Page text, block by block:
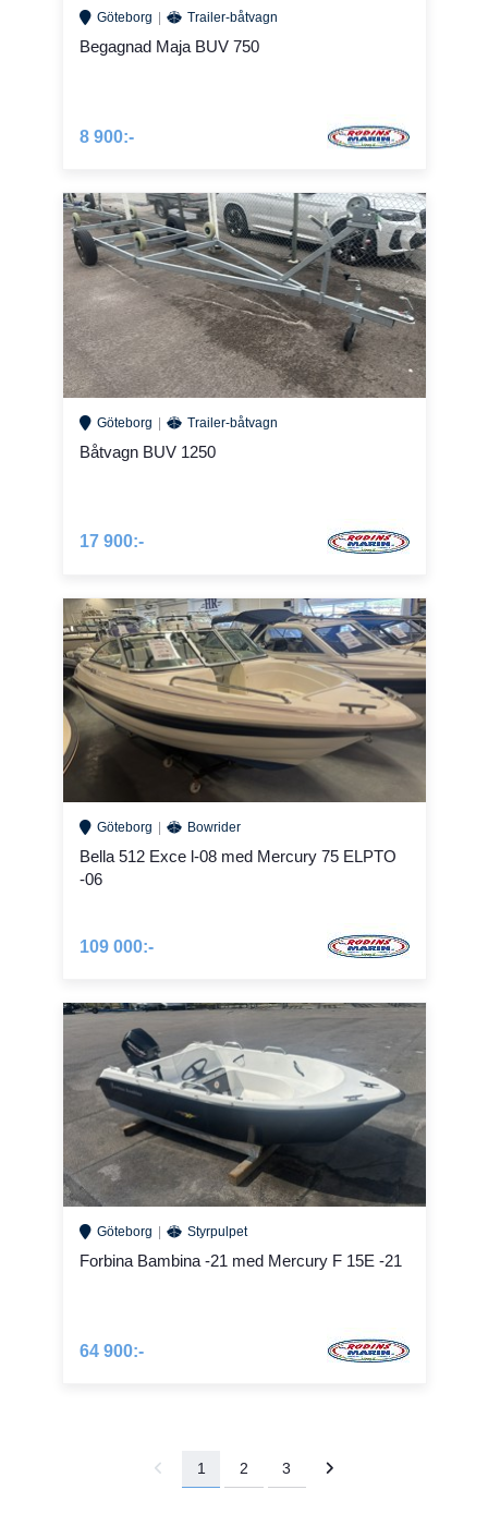
Göteborg Trailer-båtvagn
Begagnad Maja BUV 750
8 900:-
Göteborg Trailer-båtvagn
Båtvagn BUV 1250
17 900:-
Göteborg Bowrider
Bella 512 Exce l-08 med Mercury 75 ELPTO
-06
109 000:-
Göteborg Styrpulpet
Forbina Bambina -21 med Mercury F 15E -21
64 900:-
1 2 3